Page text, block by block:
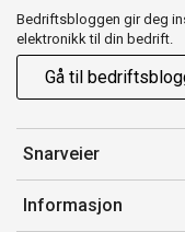
Bedriftsbloggen gir deg
elektronikk til din bedrift.
Gå til
Snarveier
Min side
Informasjon